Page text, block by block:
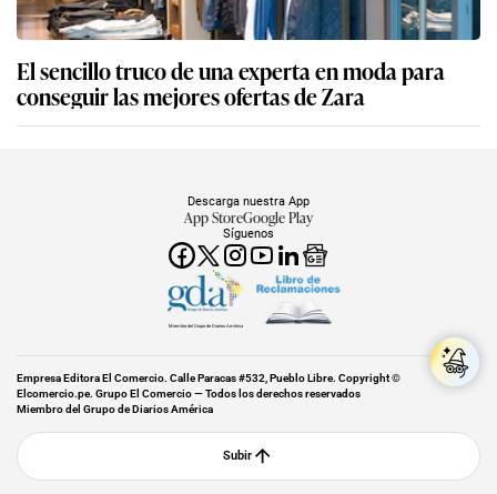
El sencillo truco de una experta en moda para
conseguir las mejores ofertas de Zara
Síguenos
Descarga nuestra App
App StoreGoogle Play
Miembro del Grupo de Diarios América
Empresa Editora El Comercio. Calle Paracas #532, Pueblo Libre. Copyright ©
Elcomercio.pe. Grupo El Comercio — Todos los derechos reservados
Miembro del Grupo de Diarios América
Subir